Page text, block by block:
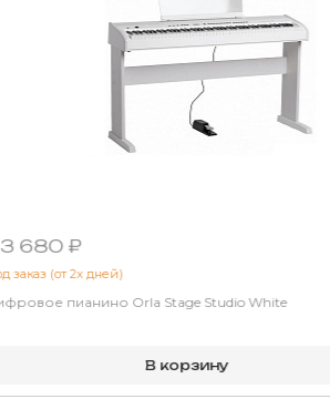
680 ₽
заказ (от 2х дней)
пианино Orla Stage Studio White
В корзину